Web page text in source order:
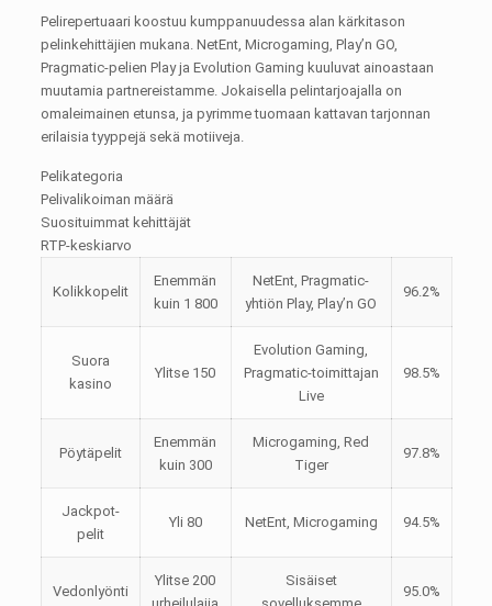
Pelirepertuaari koostuu kumppanuudessa alan kärkitason
pelinkehittäjien mukana. NetEnt, Microgaming, Play’n GO,
Pragmatic-pelien Play ja Evolution Gaming kuuluvat ainoastaan
muutamia partnereistamme. Jokaisella pelintarjoajalla on
omaleimainen etunsa, ja pyrimme tuomaan kattavan tarjonnan
erilaisia tyyppejä sekä motiiveja.
Pelikategoria
Pelivalikoiman määrä
Suosituimmat kehittäjät
RTP-keskiarvo
Kolikkopelit
Enemmän
kuin 1 800
NetEnt, Pragmatic-
yhtiön Play, Play’n GO
96.2%
Suora
kasino
Ylitse 150
Evolution Gaming,
Pragmatic-toimittajan
Live
98.5%
Pöytäpelit
Enemmän
kuin 300
Microgaming, Red
Tiger
97.8%
Jackpot-
pelit
Yli 80 NetEnt, Microgaming 94.5%
Vedonlyönti
Ylitse 200
Sisäiset
95.0%